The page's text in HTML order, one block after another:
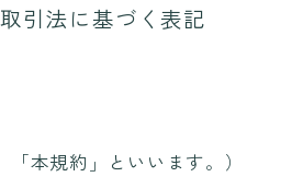
法に基づく表記
引法に基づく表記
本規約」といいます。）